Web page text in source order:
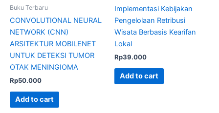
Buku Terbaru
CONVOLUTIONAL NEURAL
NETWORK (CNN)
ARSITEKTUR MOBILENET
UNTUK DETEKSI TUMOR
OTAK MENINGIOMA
Rp50.000
Add to cart
Implementasi Kebijakan
Pengelolaan Retribusi
Wisata Berbasis Kearifan
Lokal
Rp39.000
Add to cart